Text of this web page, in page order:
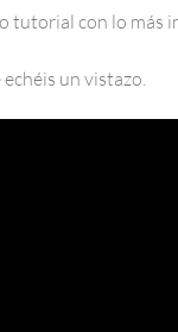
tutorial con lo más
un vistazo.